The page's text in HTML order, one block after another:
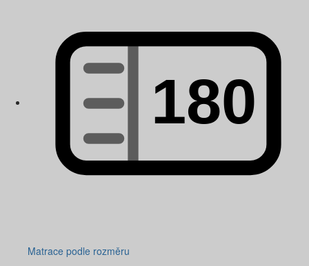
Matrace podle rozměru